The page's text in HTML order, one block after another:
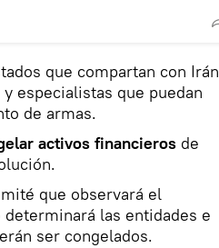
que compartan con Irán
especialistas que puedan
de armas.
activos financieros de
que observará el
las entidades e
ser congelados.